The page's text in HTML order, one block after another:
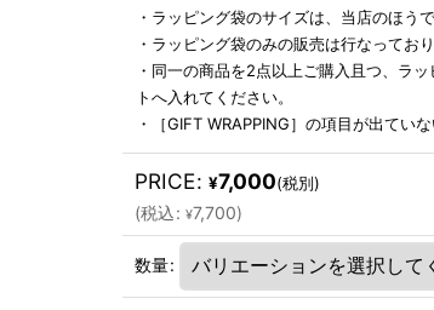
・ラッピング袋のサイズは、当店のほう
・ラッピング袋のみの販売は行なっており
・同一の商品を2点以上ご購入且つ、ラ
トへ入れてください。
・［GIFT WRAPPING］の項目が出てい
PRICE: ¥7,000(税別)
(税込: ¥7,700)
数量: